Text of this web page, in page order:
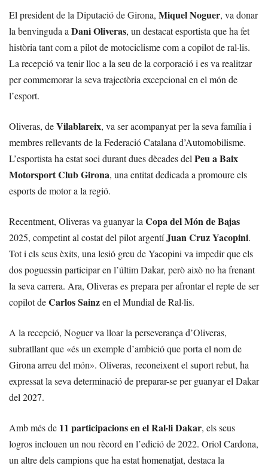
El president de la Diputació de Girona, Miquel Noguer, va donar
la benvinguda a Dani Oliveras, un destacat esportista que ha fet
història tant com a pilot de motociclisme com a copilot de ral·lis.
La recepció va tenir lloc a la seu de la corporació i es va realitzar
per commemorar la seva trajectòria excepcional en el món de
l’esport.
Oliveras, deVilablareix, va ser acompanyat per la seva família i
membres rellevants de la Federació Catalana d’Automobilisme.
L’esportista ha estat soci durant dues dècades del Peu a Baix
Motorsport Club Girona, una entitat dedicada a promoure els
esports de motor a la regió.
Recentment, Oliveras va guanyar la Copa del Món de Bajas
2025, competint al costat del pilot argentíJuan Cruz Yacopini.
Tot i els seus èxits, una lesió greu de Yacopini va impedir que els
dos poguessin participar en l’últim Dakar, però això no ha frenant
la seva carrera. Ara, Oliveras es prepara per afrontar el repte de ser
copilot deCarlos Sainzen el Mundial de Ral·lis.
A la recepció, Noguer va lloar la perseverança d’Oliveras,
subratllant que «és un exemple d’ambició que porta el nom de
Girona arreu del món». Oliveras, reconeixent el suport rebut, ha
expressat la seva determinació de preparar-se per guanyar el Dakar
del 2027.
Amb més de 11 participacions en el Ral·li Dakar, els seus
logros inclouen un nou rècord en l’edició de 2022. Oriol Cardona,
un altre dels campions que ha estat homenatjat, destaca la